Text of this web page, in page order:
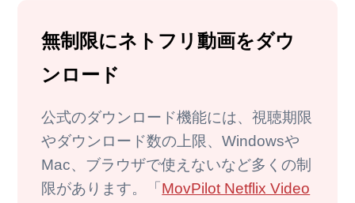
無制限にネトフリ動画をダウ
ンロード
公式のダウンロード機能には、視聴期限
やダウンロード数の上限、Windowsや
Mac、ブラウザで使えないなど多くの制
限があります。「 MovPilot Netflix Video